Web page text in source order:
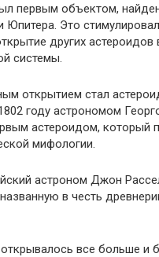
первым объектом,
Юпитера. Это
других астероидов
системы.
открытием стал
году астрономом
астероидом, который
мифологии.
астроном Джон
в честь
все больше и